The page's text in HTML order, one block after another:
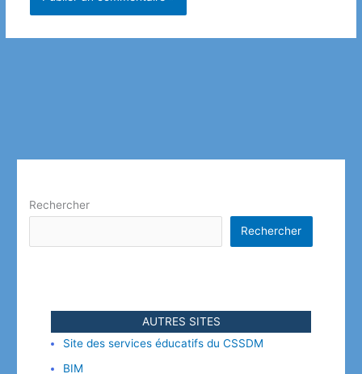
Rechercher
Rechercher
AUTRES SITES
Site des services éducatifs du CSSDM
BIM